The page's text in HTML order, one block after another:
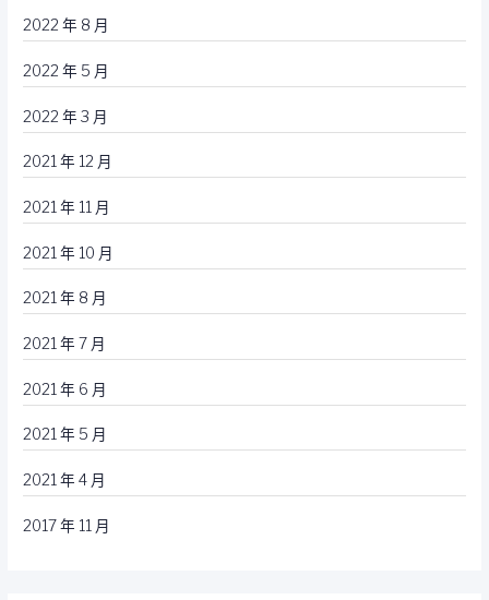
2022 年 8 月
2022 年 5 月
2022 年 3 月
2021 年 12 月
2021 年 11 月
2021 年 10 月
2021 年 8 月
2021 年 7 月
2021 年 6 月
2021 年 5 月
2021 年 4 月
2017 年 11 月